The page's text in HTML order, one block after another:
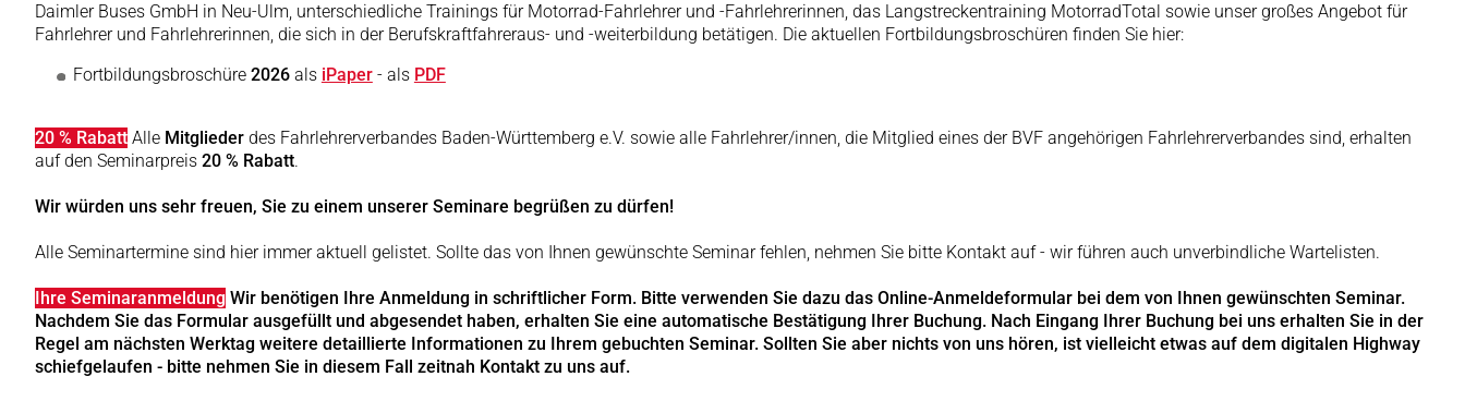
Daimler Buses GmbH in Neu-Ulm, unterschiedliche Trainings für Motorrad-Fahrlehrer und -Fahrlehrerinnen, das Langstreckentraining MotorradTotal sowie unser großes Angebot für
Fahrlehrer und Fahrlehrerinnen, die sich in der Berufskraftfahreraus- und -weiterbildung betätigen. Die aktuellen Fortbildungsbroschüren finden Sie hier:
Fortbildungsbroschüre 2026 als iPaper- als PDF
20 % Rabatt Alle Mitglieder des Fahrlehrerverbandes Baden-Württemberg e.V. sowie alle Fahrlehrer/innen, die Mitglied eines der BVF angehörigen Fahrlehrerverbandes sind, erhalten
auf den Seminarpreis 20 % Rabatt.
Wir würden uns sehr freuen, Sie zu einem unserer Seminare begrüßen zu dürfen!
Alle Seminartermine sind hier immer aktuell gelistet. Sollte das von Ihnen gewünschte Seminar fehlen, nehmen Sie bitte Kontakt auf - wir führen auch unverbindliche Wartelisten.
Ihre Seminaranmeldung Wir benötigen Ihre Anmeldung in schriftlicher Form. Bitte verwenden Sie dazu das Online-Anmeldeformular bei dem von Ihnen gewünschten Seminar.
Nachdem Sie das Formular ausgefüllt und abgesendet haben, erhalten Sie eine automatische Bestätigung Ihrer Buchung. Nach Eingang Ihrer Buchung bei uns erhalten Sie in der
Regel am nächsten Werktag weitere detaillierte Informationen zu Ihrem gebuchten Seminar. Sollten Sie aber nichts von uns hören, ist vielleicht etwas auf dem digitalen Highway
schiefgelaufen - bitte nehmen Sie in diesem Fall zeitnah Kontakt zu uns auf.